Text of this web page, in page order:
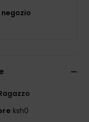
ksh0